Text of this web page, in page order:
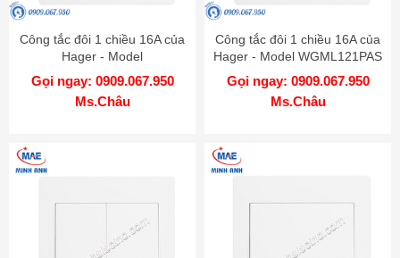
Công tắc đôi 1 chiều 16A của
Hager - Model
WGML121PKB
Gọi ngay: 0909.067.950
Ms.Châu
Công tắc đôi 1 chiều 16A của
Hager - Model WGML121PAS
Gọi ngay: 0909.067.950
Ms.Châu